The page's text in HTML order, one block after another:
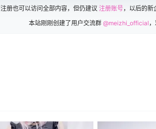
册也可以访问全部内容，但仍建议 注册账号，以后的新
本站刚刚创建了用户交流群@meizhi_official